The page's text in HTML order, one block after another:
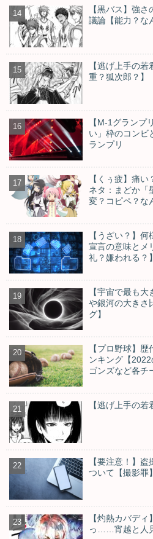
【黒バス】強
議論【能力？な
【逃げ上手の
重？狐次郎？】
【M-1グランプ
い」枠のコンビ
ランプリ
【くぅ疲】痛
ネタ：まどか
変？コピペ？な
【うざい？】何
宣言の意味とメ
礼？嫌われる？】
【宇宙で最も
や銀河の大きさ
グ】
【プロ野球】
ンキング【
ゴンズなど各チ
【逃げ上手の
【要注意！】
ついて【撮影罪】
【灼熱カバデ
っ……宵越と人